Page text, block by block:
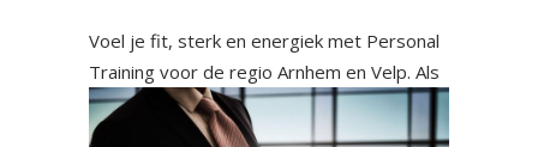
Voel je fit, sterk en energiek met Personal
Training voor de regio Arnhem en Velp. Als